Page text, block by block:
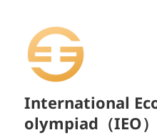
International
olympiad（IEO）